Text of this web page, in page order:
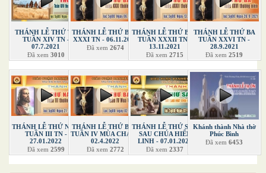
THÁNH LỄ THỨ TƯ
TUẦN XIV TN -
07.7.2021
Đã xem 3010
THÁNH LỄ THỨ BẢY
XXXI TN - 06.11.2021
Đã xem 2674
THÁNH LỄ THỨ BẢY
TUẦN XXXII TN -
13.11.2021
Đã xem2715
THÁNH LỄ THỨ BA
TUẦN XXVI TN -
28.9.2021
Đã xem2519
THÁNH LỄ THỨ NĂM
TUẦN III TN -
27.01.2022
Đã xem 2599
THÁNH LỄ THỨ BẢY
TUẦN IV MÙA CHAY -
02.4.2022
Đã xem 2772
THÁNH LỄ THỨ SÁU
SAU CHÚA HIỂN
LINH - 07.01.2022
Đã xem2337
Khánh thành Nhà thờ
Phúc Bình
Đã xem6453